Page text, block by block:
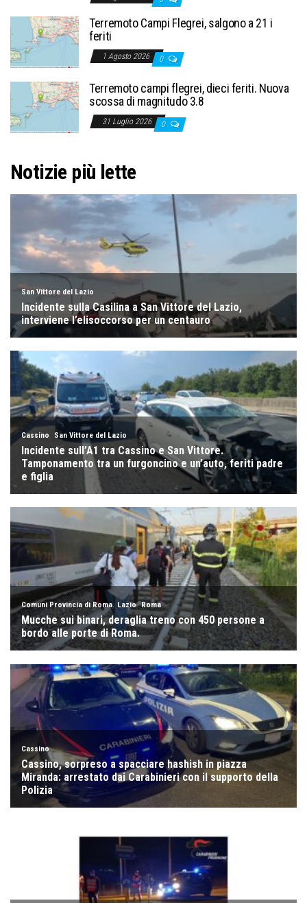
Terremoto Campi Flegrei, salgono a 21 i
feriti
1 Agosto 2026 0
Terremoto campi flegrei, dieci feriti. Nuova
scossa di magnitudo 3.8
31 Luglio 2026 0
Notizie più lette